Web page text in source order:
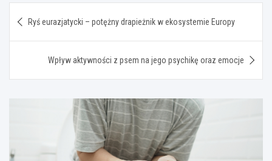
wpisu
Ryś eurazjatycki – potężny drapieżnik w ekosystemie Europy
Wpływ aktywności z psem na jego psychikę oraz emocje